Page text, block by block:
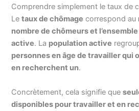
Comprendre simplement le taux de
Letaux de chômage correspond au
nombre de chômeurs et
active. La population active
personnes en âge de travailler qui
en recherchent un.
Concrètement, cela signifie que
disponibles pour travailler et en